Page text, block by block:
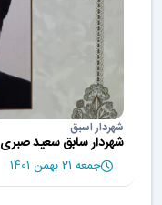
شهردار اسبق
شهردار سابق سعید صبری
جمعه 21 بهمن 1401